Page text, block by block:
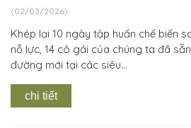
(02/03/2026)
Khép lại 10 ngày tập huấn chế biến
nỗ lực, 14 cô gái của chúng ta đã
đường mới tại các siêu...
chi tiết